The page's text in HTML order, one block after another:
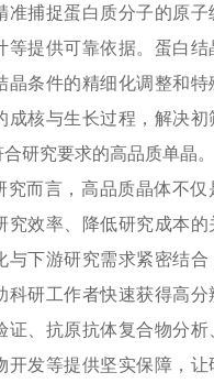
准捕捉蛋白质分子的原子
等提供可靠依据。蛋白结
晶条件的精细化调整和特
成核与生长过程，解决初
研究要求的高品质单晶。
究而言，高品质晶体不仅
究效率、降低研究成本的
与下游研究需求紧密结合
科研工作者快速获得高分
证、抗原抗体复合物分析
开发等提供坚实保障，让